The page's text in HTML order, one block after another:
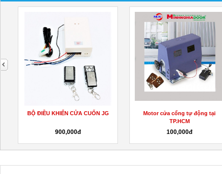
BỘ ĐIỀU KHIỂN CỬA CUỐN JG
900,000đ
Motor cửa cổng tự động tại
TP.HCM
100,000đ